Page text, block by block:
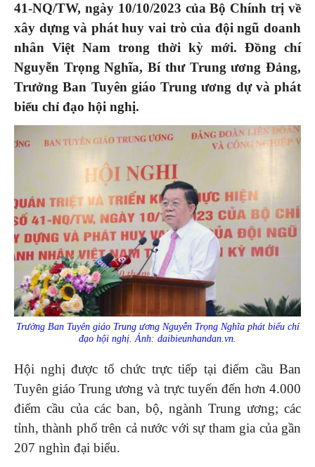
41-NQ/TW, ngày 10/10/2023 của Bộ Chính trị về
xây dựng và phát huy vai trò của đội ngũ doanh
nhân Việt Nam trong thời kỳ mới. Đồng chí
Nguyễn Trọng Nghĩa, Bí thư Trung ương Đảng,
Trưởng Ban Tuyên giáo Trung ương dự và phát
biểu chỉ đạo hội nghị.
Trưởng Ban Tuyên giáo Trung ương Nguyễn Trọng Nghĩa phát biểu chỉ
đạo hội nghị. Ảnh: daibieunhandan.vn
Hội nghị được tổ chức trực tiếp tại điểm cầu Ban
Tuyên giáo Trung ương và trực tuyến đến hơn 4.000
điểm cầu của các ban, bộ, ngành Trung ương; các
tỉnh, thành phố trên cả nước với sự tham gia của gần
207 nghìn đại biểu.